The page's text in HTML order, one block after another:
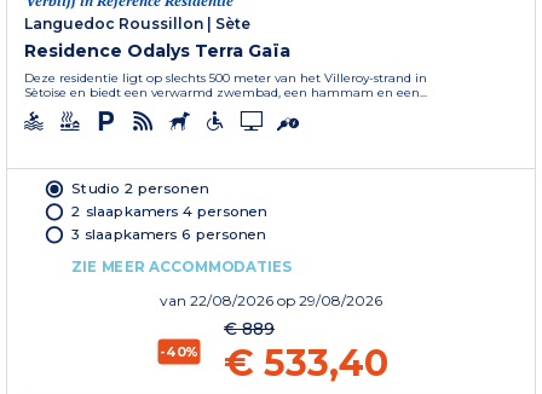
Languedoc Roussillon
Sète
Residence Odalys Terra Gaïa
Deze residentie ligt op slechts 500 meter van het Villeroy-strand in
Sètoise en biedt een verwarmd zwembad, een hammam en een...
Studio 2 personen
2 slaapkamers 4 personen
3 slaapkamers 6 personen
ZIE MEER ACCOMMODATIES
van 22/08/2026 op 29/08/2026
-40%
€ 889
€ 533,40